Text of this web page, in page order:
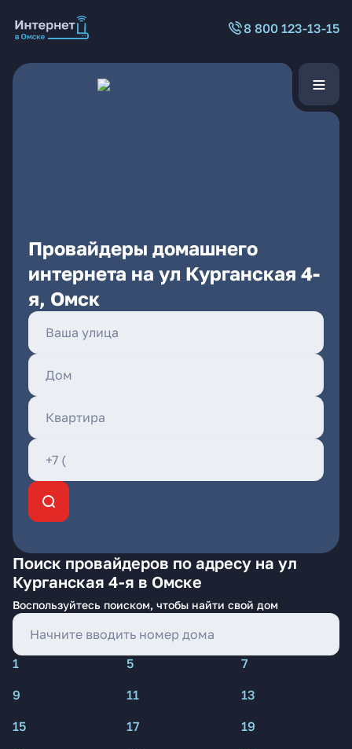
8 800 123-13-15
Провайдеры домашнего
интернета на ул Курганская 4-
я, Омск
Поиск провайдеров по адресу на ул
Курганская 4-я в Омске
Воспользуйтесь поиском, чтобы найти свой дом
1 5
7
9
11
13
15
17
19